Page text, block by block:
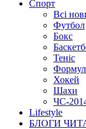
Спорт
Всі
Футбол
Бокс
Теніс
Хокей
Шахи
ЧС-
Lifestyle
БЛОГИ